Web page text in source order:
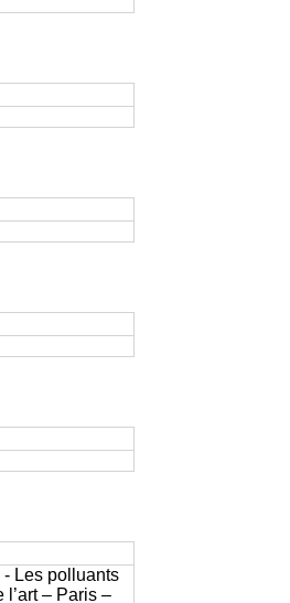
Les polluants
– Paris –